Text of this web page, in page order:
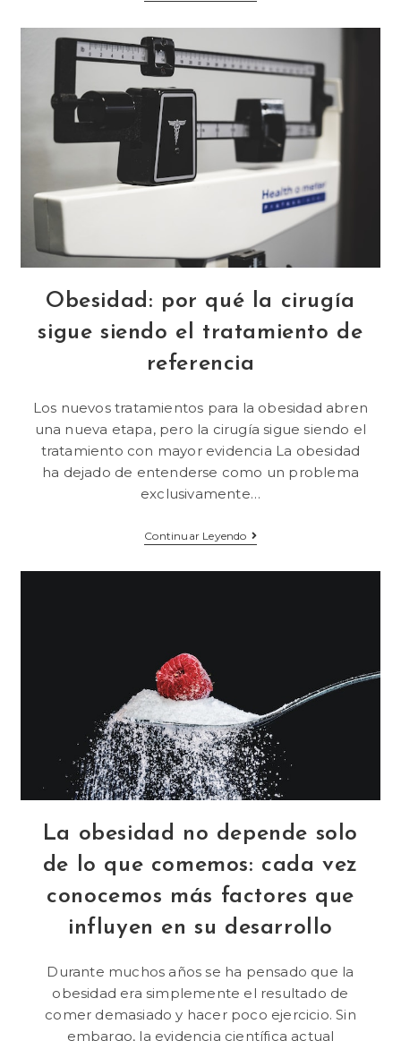
Obesidad: por qué la cirugía
sigue siendo el tratamiento de
referencia
Los nuevos tratamientos para la obesidad abren
una nueva etapa, pero la cirugía sigue siendo el
tratamiento con mayor evidencia La obesidad
ha dejado de entenderse como un problema
exclusivamente…
Continuar Leyendo
La obesidad no depende solo
de lo que comemos: cada vez
conocemos más factores que
influyen en su desarrollo
Durante muchos años se ha pensado que la
obesidad era simplemente el resultado de
comer demasiado y hacer poco ejercicio. Sin
embargo, la evidencia científica actual